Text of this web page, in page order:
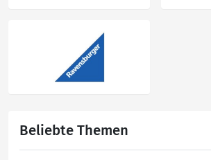
Beliebte Themen